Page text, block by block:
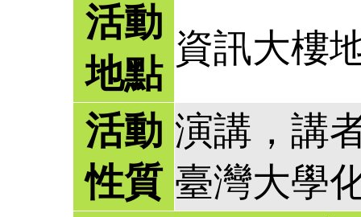
活動
地點
資訊大樓
活動
性質
演講，講
臺灣大學